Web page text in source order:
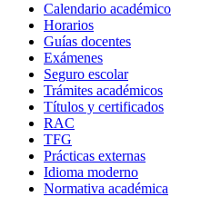
Calendario académico
Horarios
Guías docentes
Exámenes
Seguro escolar
Trámites académicos
Títulos y certificados
RAC
TFG
Prácticas externas
Idioma moderno
Normativa académica